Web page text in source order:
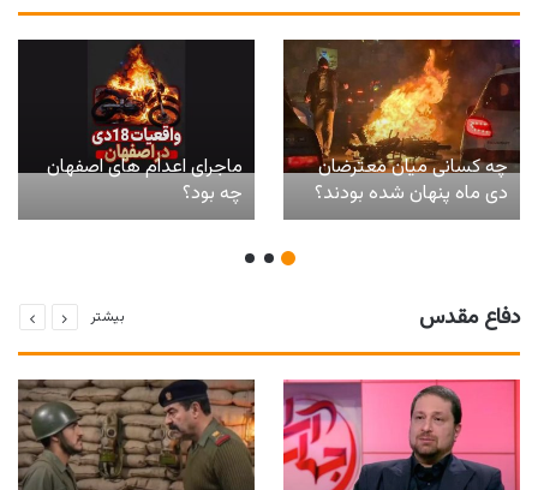
چه کسانی میان معترضان
دی ماه پنهان شده بودند؟
ماجرای اعدام های اصفهان
چه بود؟
دفاع مقدس بیشتر